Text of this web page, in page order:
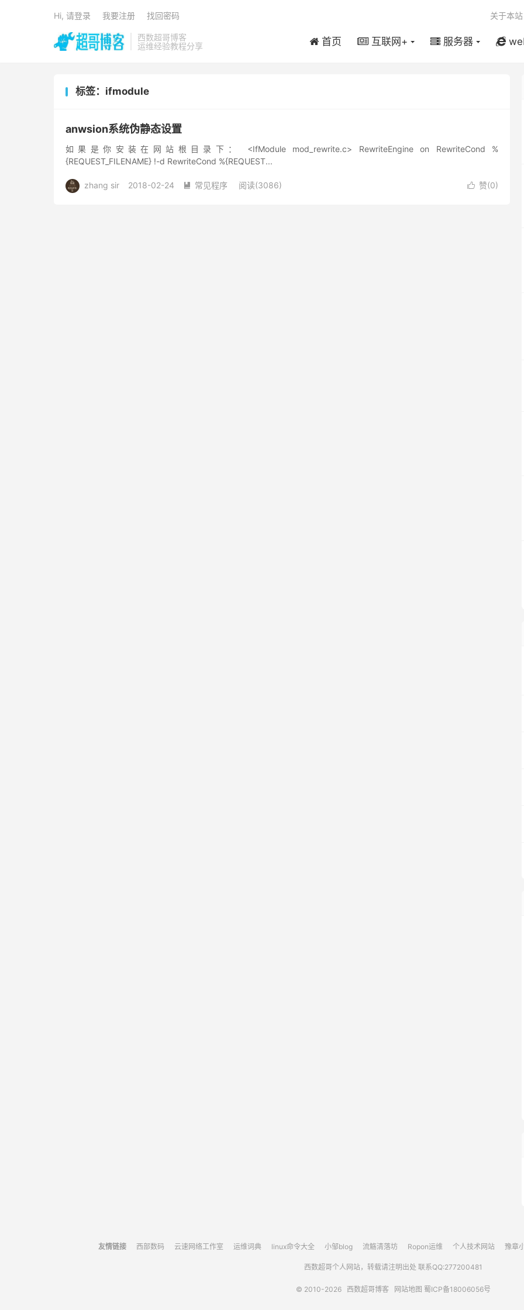
西数超哥博客
运维经验教程分享
首页 互联网+ 服务器
关于本站
Hi, 请登录 我要注册 找回密码
标签：ifmodule
anwsion系统伪静态设置
如果是你安装在网站根目录下： <IfModule mod_rewrite.c> RewriteEngine on RewriteCond %
{REQUEST_FILENAME} !-d RewriteCond %{REQUEST...
 赞(0)
zhang sir 2018-02-24  常见程序 阅读(3086)
友情链接 西部数码 云速网络工作室 运维词典 linux命令大全 小邹blog 流觞清落坊 Ropon运维 个人技术网站 豫章
西数超哥个人网站，转载请注明出处 联系QQ:277200481
© 2010-2026 西数超哥博客 网站地图 蜀ICP备18006056号